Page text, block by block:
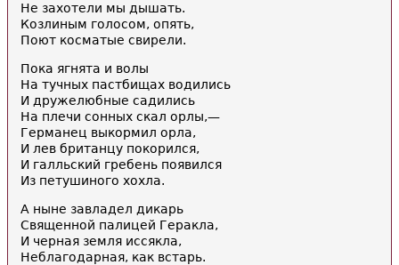
Не захотели мы дышать.
Козлиным голосом, опять,
Поют косматые свирели.
Пока ягнята и волы
На тучных пастбищах водились
И дружелюбные садились
На плечи сонных скал орлы,—
Германец выкормил орла,
И лев британцу покорился,
И галльский гребень появился
Из петушиного хохла.
А ныне завладел дикарь
Священной палицей Геракла,
И черная земля иссякла,
Неблагодарная, как встарь.